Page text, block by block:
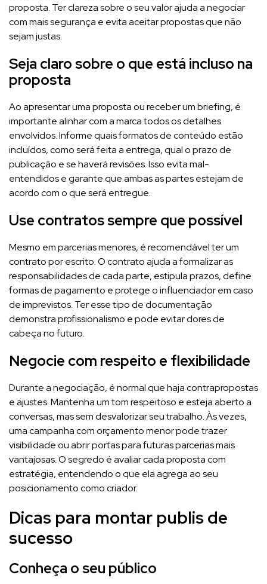
proposta. Ter clareza sobre o seu valor ajuda a negociar
com mais segurança e evita aceitar propostas que não
sejam justas.
Seja claro sobre o que está incluso na
proposta
Ao apresentar uma proposta ou receber um briefing, é
importante alinhar com a marca todos os detalhes
envolvidos. Informe quais formatos de conteúdo estão
incluídos, como será feita a entrega, qual o prazo de
publicação e se haverá revisões. Isso evita mal-
entendidos e garante que ambas as partes estejam de
acordo com o que será entregue.
Use contratos sempre que possível
Mesmo em parcerias menores, é recomendável ter um
contrato por escrito. O contrato ajuda a formalizar as
responsabilidades de cada parte, estipula prazos, define
formas de pagamento e protege o influenciador em caso
de imprevistos. Ter esse tipo de documentação
demonstra profissionalismo e pode evitar dores de
cabeça no futuro.
Negocie com respeito e flexibilidade
Durante a negociação, é normal que haja contrapropostas
e ajustes. Mantenha um tom respeitoso e esteja aberto a
conversas, mas sem desvalorizar seu trabalho. Às vezes,
uma campanha com orçamento menor pode trazer
visibilidade ou abrir portas para futuras parcerias mais
vantajosas. O segredo é avaliar cada proposta com
estratégia, entendendo o que ela agrega ao seu
posicionamento como criador.
Dicas para montar publis de
sucesso
Conheça o seu público